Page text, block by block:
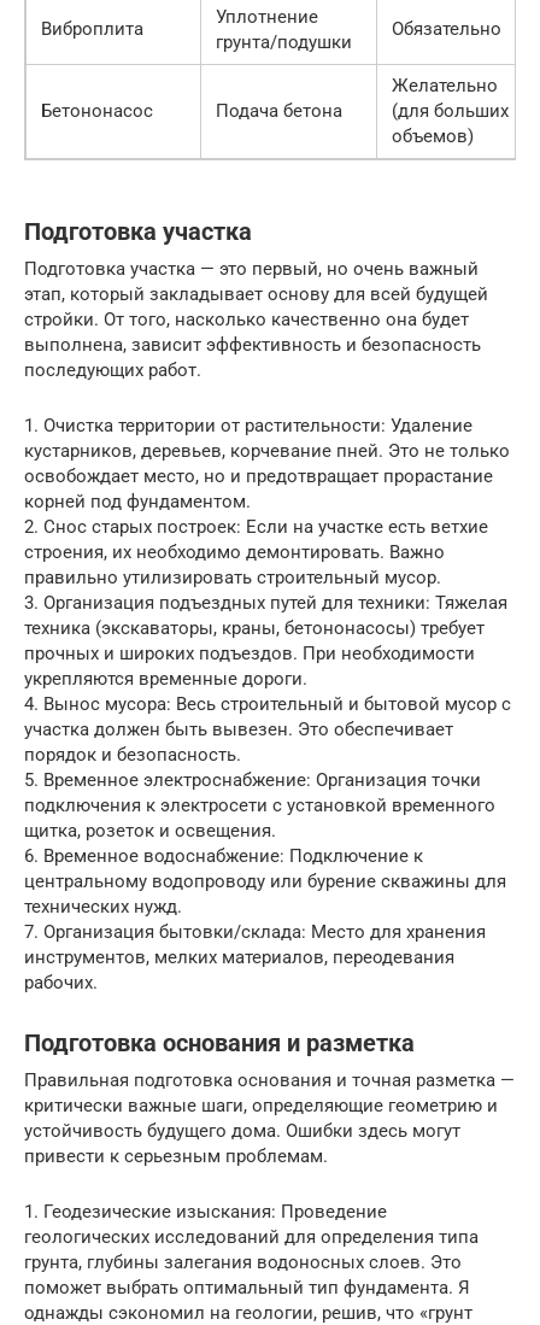
Виброплита
Уплотнение
грунта/подушки
Обязательно
Бетононасос Подача бетона
Желательно
(для больших
объемов)
Подготовка участка
Подготовка участка — это первый, но очень важный
этап, который закладывает основу для всей будущей
стройки. От того, насколько качественно она будет
выполнена, зависит эффективность и безопасность
последующих работ.
1. Очистка территории от растительности: Удаление
кустарников, деревьев, корчевание пней. Это не только
освобождает место, но и предотвращает прорастание
корней под фундаментом.
2. Снос старых построек: Если на участке есть ветхие
строения, их необходимо демонтировать. Важно
правильно утилизировать строительный мусор.
3. Организация подъездных путей для техники: Тяжелая
техника (экскаваторы, краны, бетононасосы) требует
прочных и широких подъездов. При необходимости
укрепляются временные дороги.
4. Вынос мусора: Весь строительный и бытовой мусор с
участка должен быть вывезен. Это обеспечивает
порядок и безопасность.
5. Временное электроснабжение: Организация точки
подключения к электросети с установкой временного
щитка, розеток и освещения.
6. Временное водоснабжение: Подключение к
центральному водопроводу или бурение скважины для
технических нужд.
7. Организация бытовки/склада: Место для хранения
инструментов, мелких материалов, переодевания
рабочих.
Подготовка основания и разметка
Правильная подготовка основания и точная разметка —
критически важные шаги, определяющие геометрию и
устойчивость будущего дома. Ошибки здесь могут
привести к серьезным проблемам.
1. Геодезические изыскания: Проведение
геологических исследований для определения типа
грунта, глубины залегания водоносных слоев. Это
поможет выбрать оптимальный тип фундамента. Я
однажды сэкономил на геологии, решив, что «грунт